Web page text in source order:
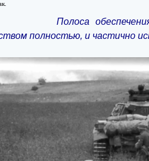
Полоса
полностью, и частично